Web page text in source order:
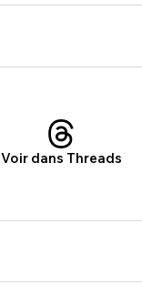
Voir dans Threads